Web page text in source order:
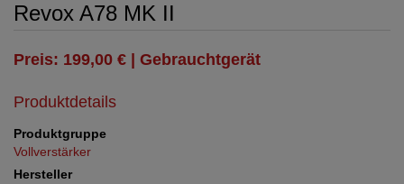
Revox A78 MK II
Preis: 199,00 € | Gebrauchtgerät
Produktdetails
Produktgruppe
Vollverstärker
Hersteller